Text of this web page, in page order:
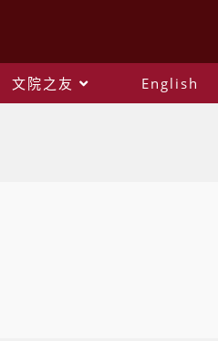
文院之友 English